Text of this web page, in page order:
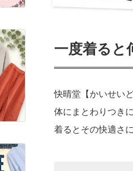
一度着ると
快晴堂【かいせい
体にまとわりつき
着るとその快適さ